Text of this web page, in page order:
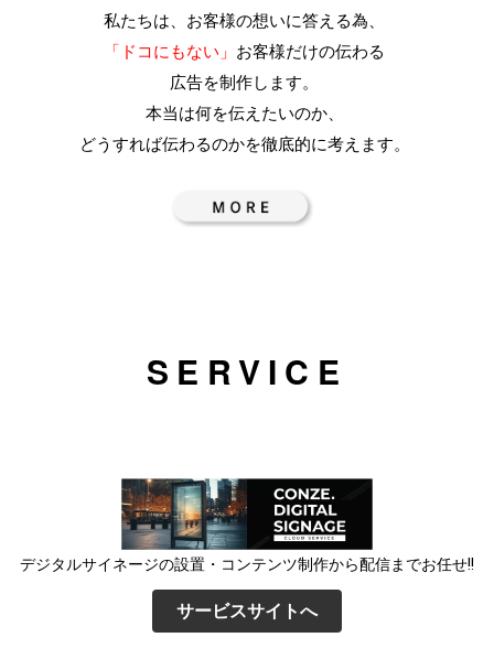
私たちは、お客様の想いに答える為、
「ドコにもない」 お客様だけの伝わる
広告を制作します。
本当は何を伝えたいのか、
どうすれば伝わるのかを徹底的に考えます。
SERVICE
デジタルサイネージの設置・コンテンツ制作から配信までお任せ!!
サービスサイトへ